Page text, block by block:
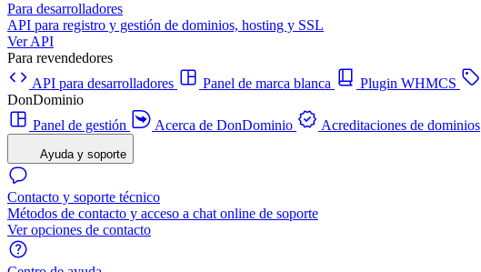
Para desarrolladores
API para registro y gestión de dominios, hosting y SSL
Ver API
Para revendedores
API para desarrolladores
Panel de marca blanca Plugin WHMCS
DonDominio
Panel de gestión
Acerca de DonDominio Acreditaciones de dominios
Ayuda y soporte
Contacto y soporte técnico
Métodos de contacto y acceso a chat online de soporte
Ver opciones de contacto